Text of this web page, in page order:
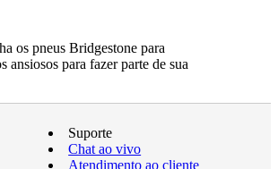
os pneus Bridgestone para
para fazer parte de sua
Suporte
Chat ao vivo
Atendimento ao cliente